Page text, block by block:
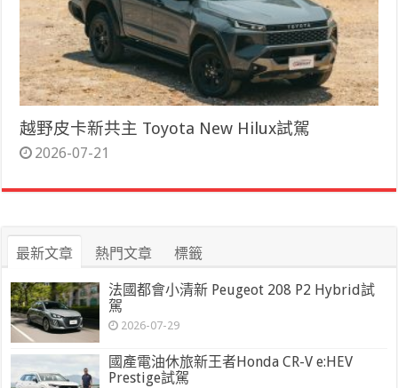
越野皮卡新共主 Toyota New Hilux試駕
2026-07-21
最新文章 熱門文章 標籤
法國都會小清新 Peugeot 208 P2 Hybrid試
駕
2026-07-29
國產電油休旅新王者Honda CR-V e:HEV
Prestige試駕